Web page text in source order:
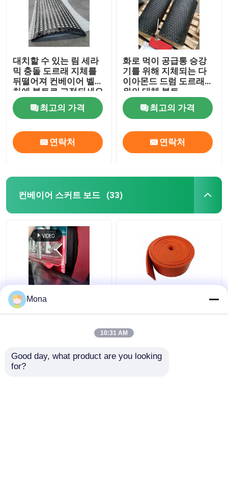
대치할 수 있는 림 세라
믹 충돌 도르래 지체를
뒤떨어져 컨베이어 벨트
차에 볼트로 고정되세요
최고의 가격
연락처
화로 먹이 공급통 승강
기를 위해 지체되는 다
이아몬드 드럼 도르래
위의 대체 볼트
최고의 가격
연락처
컨베이어 스커트 보드 (33)
봉합 컨베이어 스커트
보드 이원적 실 Ｙ 타입
Mona
10:31 AM
Good day, what product are you looking
for?